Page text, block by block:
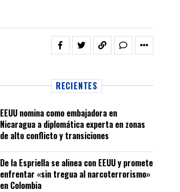
RECIENTES
EEUU nomina como embajadora en
Nicaragua a diplomática experta en zonas
de alto conflicto y transiciones
De la Espriella se alinea con EEUU y promete
enfrentar «sin tregua al narcoterrorismo»
en Colombia